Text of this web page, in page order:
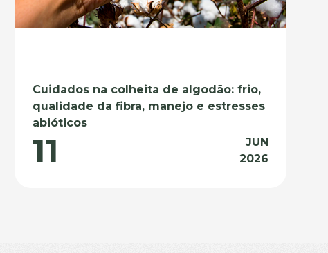
Cuidados na colheita de algodão: frio,
qualidade da fibra, manejo e estresses
abióticos
11
JUN
2026